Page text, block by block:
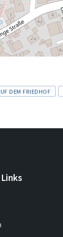
DEM FRIEDHOF